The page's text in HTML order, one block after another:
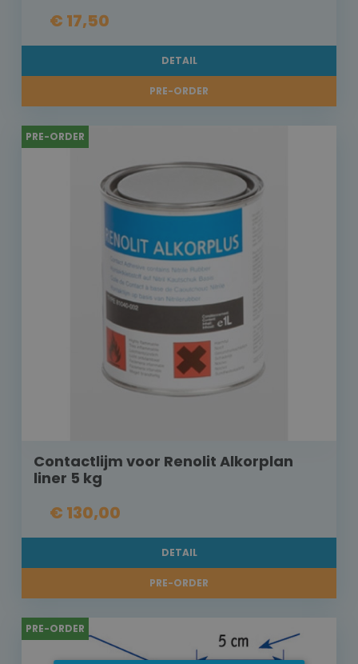
€ 17,50
DETAIL
PRE-ORDER
PRE-ORDER
Contactlijm voor Renolit Alkorplan
liner 5 kg
€ 130,00
DETAIL
PRE-ORDER
PRE-ORDER